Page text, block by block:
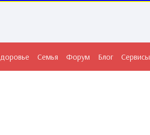
Семья Форум Блог Сервисы